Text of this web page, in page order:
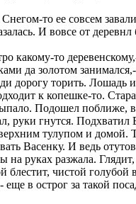
то ее совсем
И вовсе от деревнл
какому-то
да золотом
дорогу торить. Лошадь
к копешке-то.
Подошел поближе,
руки гнутся. Подхватил
тулупом и домой.
Васенку. И ведь
на руках разжала.
блестит, чистой голубой
еще в острог за такой